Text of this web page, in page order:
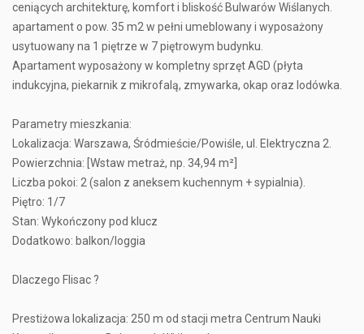
ceniących architekturę, komfort i bliskość Bulwarów Wiślanych.
apartament o pow. 35 m2 w pełni umeblowany i wyposażony
usytuowany na 1 piętrze w 7 piętrowym budynku.
Apartament wyposażony w kompletny sprzęt AGD (płyta
indukcyjna, piekarnik z mikrofalą, zmywarka, okap oraz lodówka.
Parametry mieszkania:
Lokalizacja: Warszawa, Śródmieście/Powiśle, ul. Elektryczna 2.
Powierzchnia: [Wstaw metraż, np. 34,94 m²]
Liczba pokoi: 2 (salon z aneksem kuchennym + sypialnia).
Piętro: 1/7
Stan: Wykończony pod klucz
Dodatkowo: balkon/loggia
Dlaczego Flisac ?
Prestiżowa lokalizacja: 250 m od stacji metra Centrum Nauki